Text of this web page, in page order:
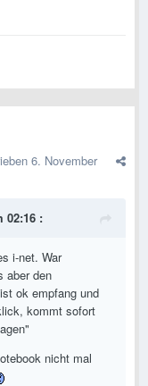
6. November
02:16 :
i-net. War
aber den
ok empfang und
kommt sofort
nicht mal